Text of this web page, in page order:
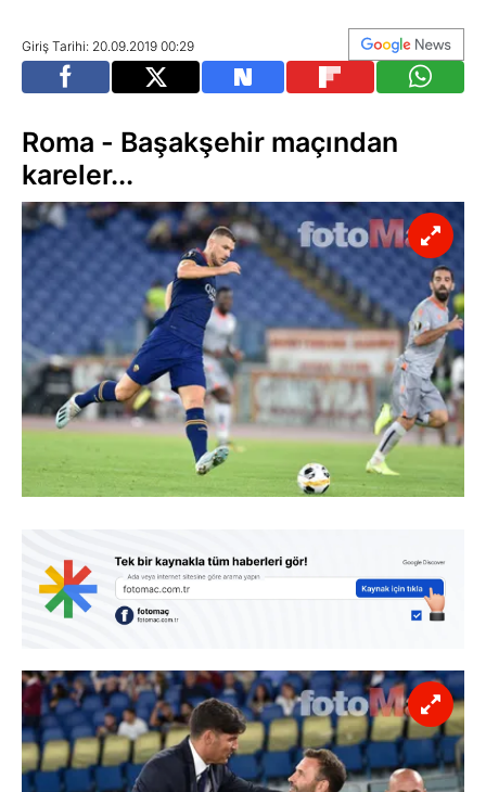
Giriş Tarihi: 20.09.2019 00:29
Roma - Başakşehir maçından
kareler...